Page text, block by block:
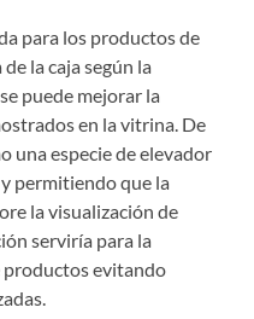
para los productos de
la caja según la
puede mejorar la
en la vitrina. De
una especie de elevador
permitiendo que la
la visualización de
serviría para la
productos evitando